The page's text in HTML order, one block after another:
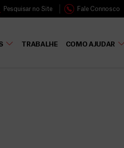
Pesquisar no Site Fale Connosco
TRABALHE COMO AJUDAR